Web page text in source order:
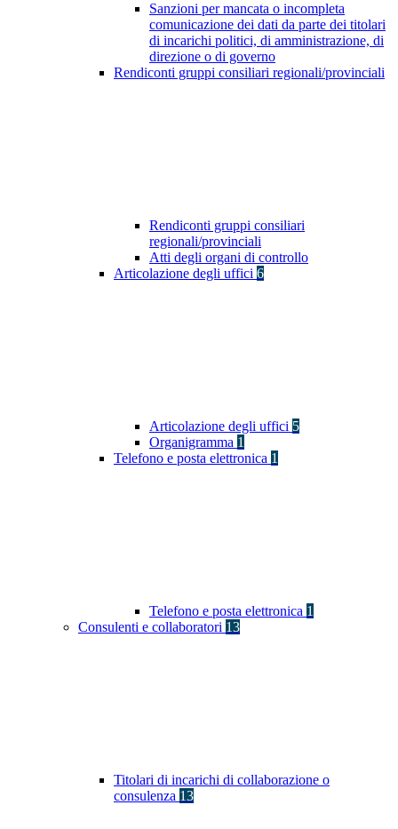
Sanzioni per mancata o incompleta
comunicazione dei dati da parte dei titolari
di incarichi politici, di amministrazione, di
direzione o di governo
Rendiconti gruppi consiliari regionali/provinciali
Rendiconti gruppi consiliari
regionali/provinciali
Atti degli organi di controllo
Articolazione degli uffici 6
Articolazione degli uffici 5
Organigramma 1
Telefono e posta elettronica 1
Telefono e posta elettronica 1
Consulenti e collaboratori 13
Titolari di incarichi di collaborazione o
consulenza 13